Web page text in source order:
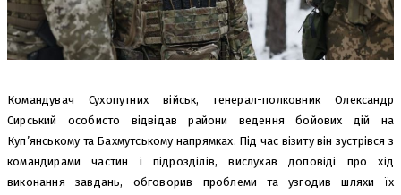
Командувач Сухопутних військ, генерал-полковник Олександр
Сирський особисто відвідав райони ведення бойових дій на
Куп’янському та Бахмутському напрямках. Під час візиту він зустрівся з
командирами частин і підрозділів, вислухав доповіді про хід
виконання завдань, обговорив проблеми та узгодив шляхи їх